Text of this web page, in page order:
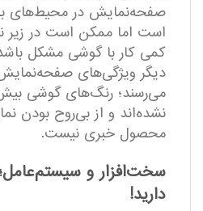
صفحه‌نمایش در محیط‌های
است اما ممکن است در زیر
کمی کار با گوشی مشکل
دیگر ویژگی‌های
می‌رسند؛ رنگ‌های گوشی
نشده‌اند و از بی‌روح بودن
محصول خبری نیست.
سخت‌افزار و
دارید!